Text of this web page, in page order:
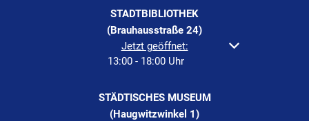
STADTBIBLIOTHEK
(Brauhausstraße 24)
Klicken, um weitere Öffnungs- oder Schließzeiten
Jetzt geöffnet:
13:00 - 18:00 Uhr
STÄDTISCHES MUSEUM
(Haugwitzwinkel 1)